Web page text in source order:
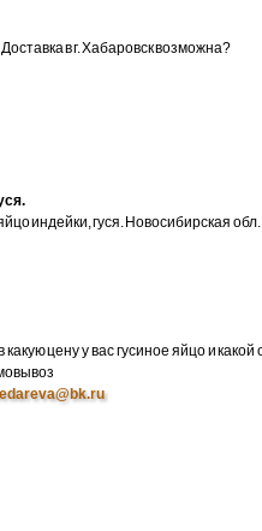
в г. Хабаровск возможна?
индейки, гуся. Новосибирская
какую цену у вас гусиное яйцо и